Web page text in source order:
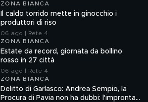
ZONA BIANCA
Il caldo torrido mette in ginocchio i
produttori di riso
06 ago | Rete 4
ZONA BIANCA
Estate da record, giornata da bollino
rosso in 27 città
06 ago | Rete 4
ZONA BIANCA
Delitto di Garlasco: Andrea Sempio, la
Procura di Pavia non ha dubbi: l'impronta